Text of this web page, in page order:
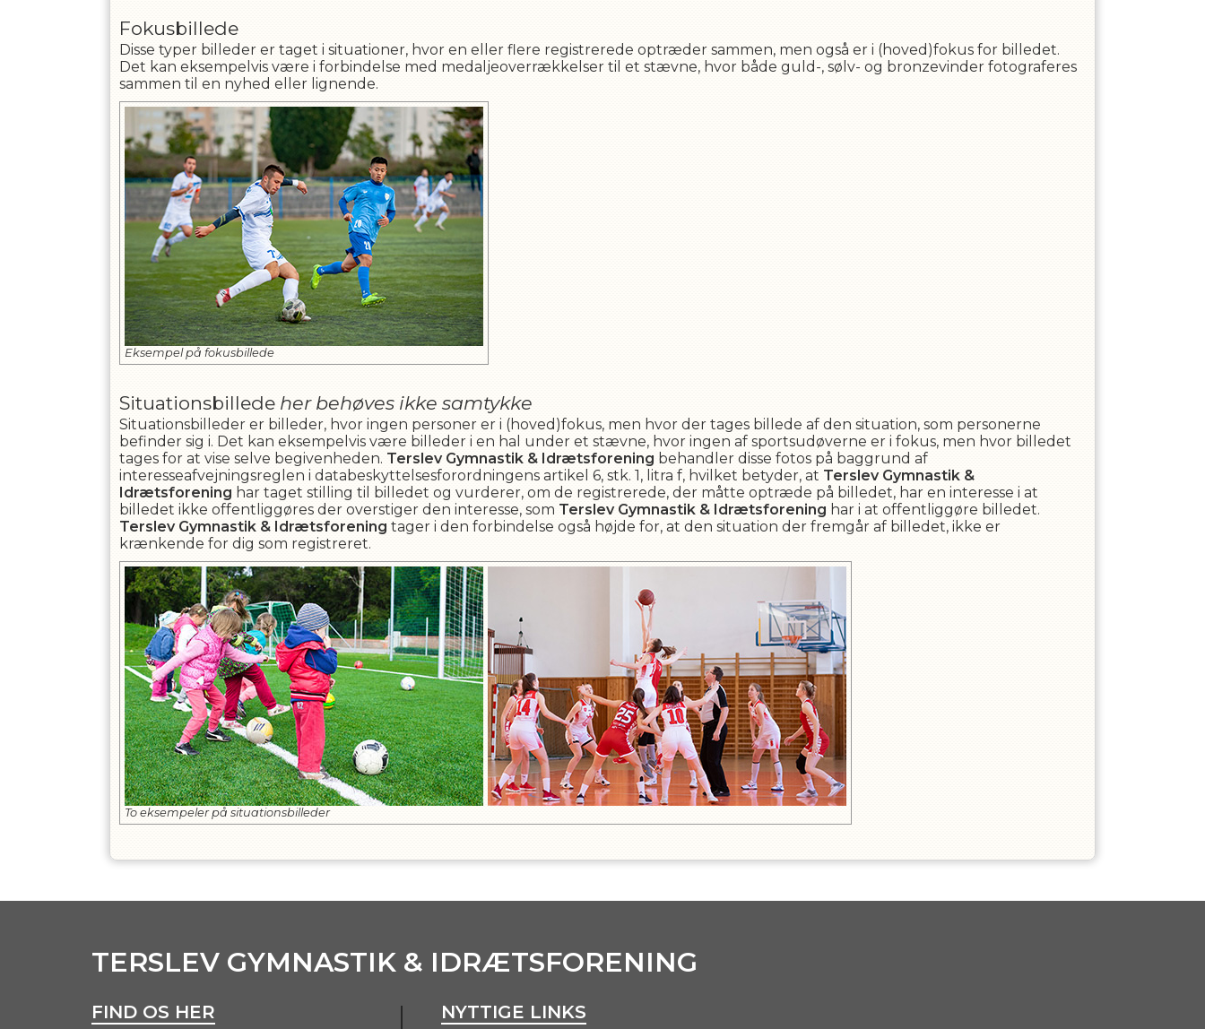
Fokusbillede
Disse typer billeder er taget i situationer, hvor en eller flere registrerede optræder sammen, men også er i (hoved)fokus for billedet.
Det kan eksempelvis være i forbindelse med medaljeoverrækkelser til et stævne, hvor både guld-, sølv- og bronzevinder fotograferes
sammen til en nyhed eller lignende.
Eksempel på fokusbillede
Situationsbillede her behøves ikke samtykke
Situationsbilleder er billeder, hvor ingen personer er i (hoved)fokus, men hvor der tages billede af den situation, som personerne
befinder sig i. Det kan eksempelvis være billeder i en hal under et stævne, hvor ingen af sportsudøverne er i fokus, men hvor billedet
tages for at vise selve begivenheden. Terslev Gymnastik & Idrætsforening behandler disse fotos på baggrund af
interesseafvejningsreglen i databeskyttelsesforordningens artikel 6, stk. 1, litra f, hvilket betyder, at Terslev Gymnastik &
Idrætsforening har taget stilling til billedet og vurderer, om de registrerede, der måtte optræde på billedet, har en interesse i at
billedet ikke offentliggøres der overstiger den interesse, som Terslev Gymnastik & Idrætsforening har i at offentliggøre billedet.
Terslev Gymnastik & Idrætsforening tager i den forbindelse også højde for, at den situation der fremgår af billedet, ikke er
krænkende for dig som registreret.
To eksempeler på situationsbilleder
TERSLEV GYMNASTIK & IDRÆTSFORENING
FIND OS HER NYTTIGE LINKS